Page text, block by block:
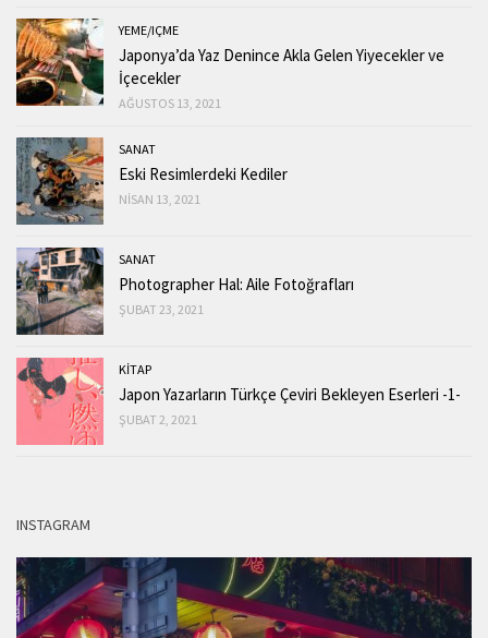
YEME/IÇME
Japonya’da Yaz Denince Akla Gelen Yiyecekler ve
İçecekler
AĞUSTOS 13, 2021
SANAT
Eski Resimlerdeki Kediler
NISAN 13, 2021
SANAT
Photographer Hal: Aile Fotoğrafları
ŞUBAT 23, 2021
KİTAP
Japon Yazarların Türkçe Çeviri Bekleyen Eserleri -1-
ŞUBAT 2, 2021
INSTAGRAM